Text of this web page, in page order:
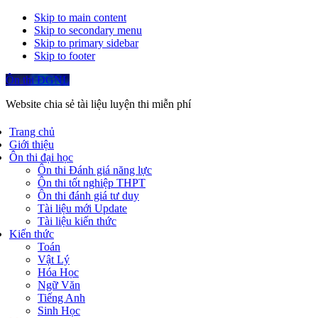
Skip to main content
Skip to secondary menu
Skip to primary sidebar
Skip to footer
Ôn thi ĐGNL
Website chia sẻ tài liệu luyện thi miễn phí
Trang chủ
Giới thiệu
Ôn thi đại học
Ôn thi Đánh giá năng lực
Ôn thi tốt nghiệp THPT
Ôn thi đánh giá tư duy
Tài liệu mới Update
Tài liệu kiến thức
Kiến thức
Toán
Vật Lý
Hóa Học
Ngữ Văn
Tiếng Anh
Sinh Học